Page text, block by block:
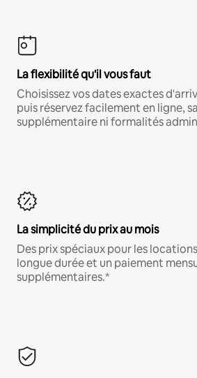
La flexibilité qu'il vous faut
Choisissez vos dates exactes
puis réservez facilement en ligne,
supplémentaire ni formalités
La simplicité du prix au mois
Des prix spéciaux pour les
longue durée et un paiement
supplémentaires.*